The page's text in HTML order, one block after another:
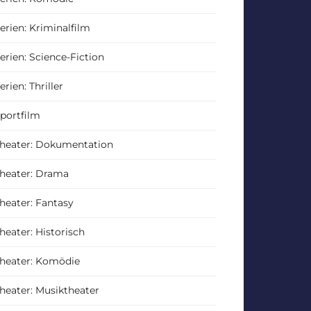
Kriminalfilm
Science-Fiction
Thriller
Dokumentation
Drama
Fantasy
Historisch
Komödie
Musiktheater